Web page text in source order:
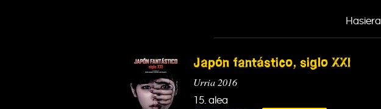
Hasiera
Japón fantástico, siglo XXI
Urria 2016
15. alea